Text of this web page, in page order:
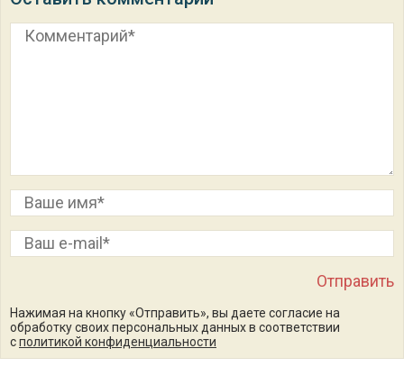
Нажимая на кнопку «Отправить», вы даете согласие на
обработку своих персональных данных в соответствии
сполитикой конфиденциальности